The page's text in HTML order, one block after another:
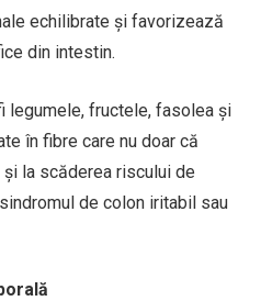
echilibrate și favorizează
din intestin.
legumele, fructele, fasolea și
în fibre care nu doar că
la scăderea riscului de
de colon iritabil sau